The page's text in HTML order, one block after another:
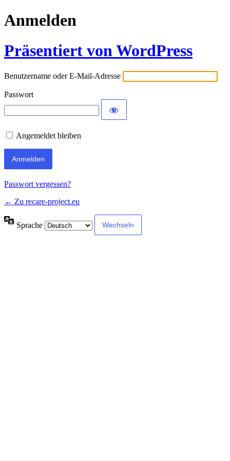
Anmelden
Präsentiert von WordPress
Benutzername oder E-Mail-Adresse
Passwort
Angemeldet bleiben
Passwort vergessen?
← Zu recare-project.eu
Sprache